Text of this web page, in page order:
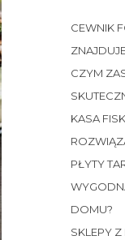
CEWNIK
CZYM
KASA
PŁYTY
DOMU?
SKLEPY